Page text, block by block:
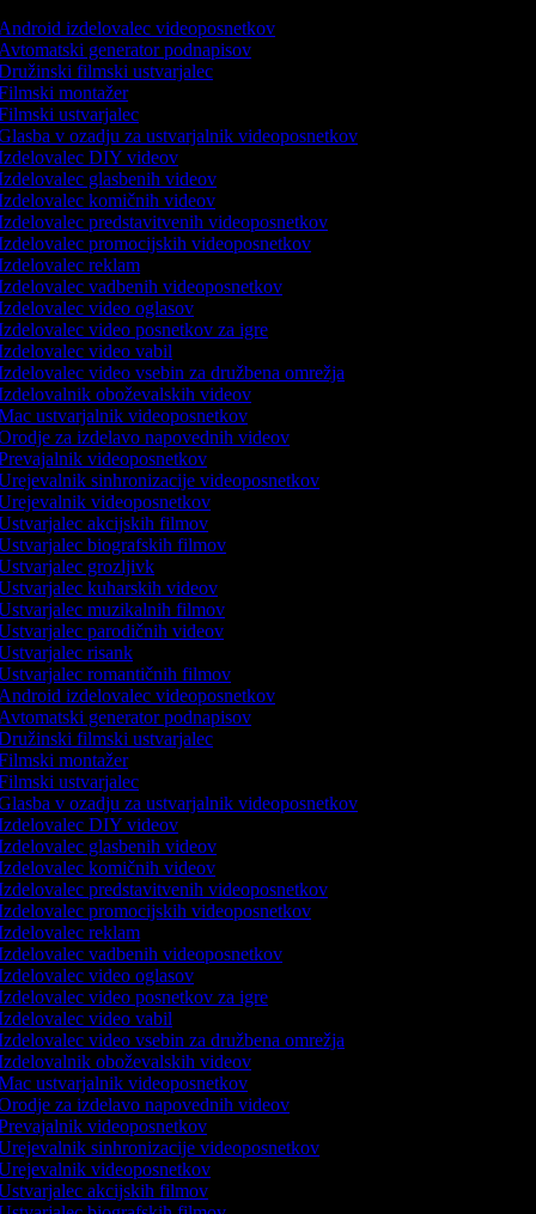
izdelovalec videoposnetkov
generator podnapisov
filmski ustvarjalec
montažer
ustvarjalec
v ozadju za ustvarjalnik videoposnetkov
DIY videov
glasbenih videov
komičnih videov
predstavitvenih videoposnetkov
promocijskih videoposnetkov
reklam
vadbenih videoposnetkov
video oglasov
video posnetkov za igre
video vabil
video vsebin za družbena omrežja
oboževalskih videov
ustvarjalnik videoposnetkov
za izdelavo napovednih videov
videoposnetkov
sinhronizacije videoposnetkov
videoposnetkov
akcijskih filmov
biografskih filmov
grozljivk
kuharskih videov
muzikalnih filmov
parodičnih videov
risank
romantičnih filmov
izdelovalec videoposnetkov
generator podnapisov
filmski ustvarjalec
montažer
ustvarjalec
v ozadju za ustvarjalnik videoposnetkov
DIY videov
glasbenih videov
komičnih videov
predstavitvenih videoposnetkov
promocijskih videoposnetkov
reklam
vadbenih videoposnetkov
video oglasov
video posnetkov za igre
video vabil
video vsebin za družbena omrežja
oboževalskih videov
ustvarjalnik videoposnetkov
za izdelavo napovednih videov
videoposnetkov
sinhronizacije videoposnetkov
videoposnetkov
akcijskih filmov